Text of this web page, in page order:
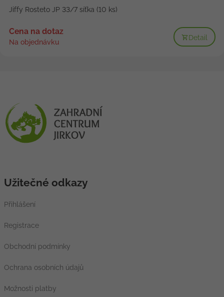
Jiffy Rosteto JP 33/7 síťka (10 ks)
Cena na dotaz
Na objednávku
Detail
Užitečné odkazy
Přihlášení
Registrace
Obchodní podmínky
Ochrana osobních údajů
Možnosti platby